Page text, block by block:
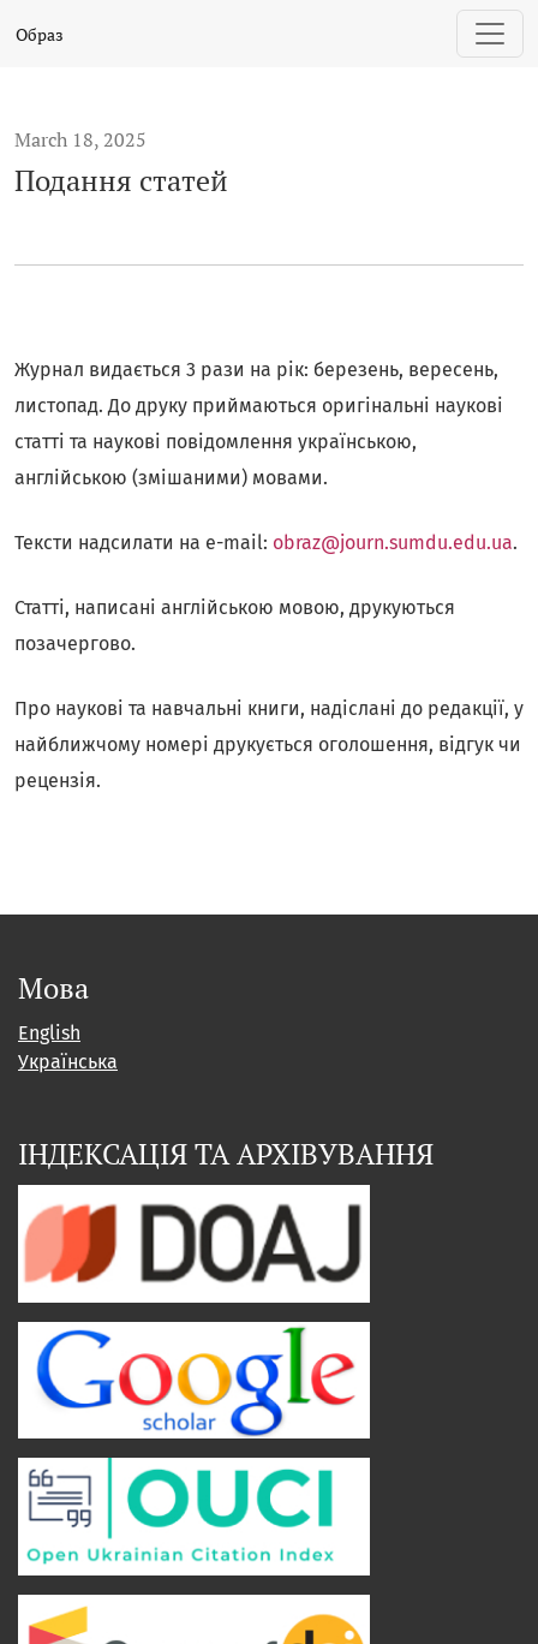
Образ
March 18, 2025
Подання статей
Журнал видається 3 рази на рік: березень, вересень,
листопад. До друку приймаються оригінальні наукові
статті та наукові повідомлення українською,
англійською (змішаними) мовами.
Тексти надсилати на e-mail: obraz@journ.sumdu.edu.ua.
Статті, написані англійською мовою, друкуються
позачергово.
Про наукові та навчальні книги, надіслані до редакції, у
найближчому номері друкується оголошення, відгук чи
рецензія.
Мова
English
Українська
ІНДЕКСАЦІЯ ТА АРХІВУВАННЯ